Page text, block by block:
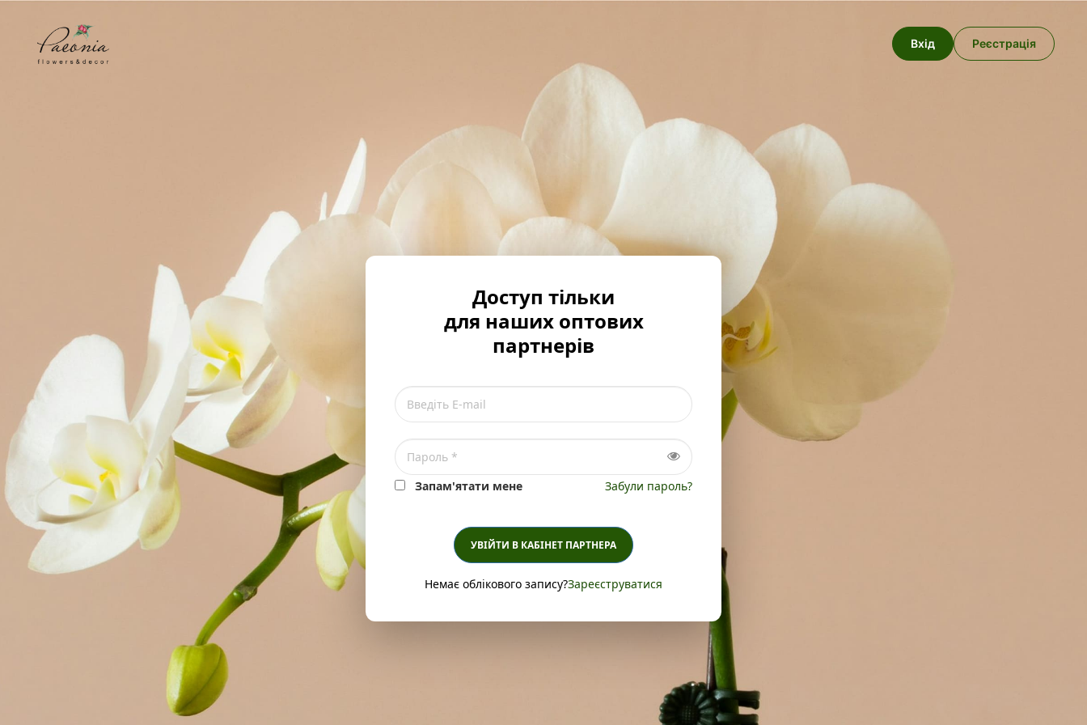
Вхід Реєстрація
Доступ тільки
для наших оптових
партнерів
Запам'ятати мене Забули пароль?
УВІЙТИ В КАБІНЕТ ПАРТНЕРА
Немає облікового запису?Зареєструватися